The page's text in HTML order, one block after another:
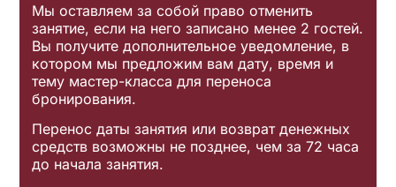
Мы оставляем за собой право отменить
занятие, если на него записано менее 2 гостей.
Вы получите дополнительное уведомление, в
котором мы предложим вам дату, время и
тему мастер-класса для переноса
бронирования.
Перенос даты занятия или возврат денежных
средств возможны не позднее, чем за 72 часа
до начала занятия.